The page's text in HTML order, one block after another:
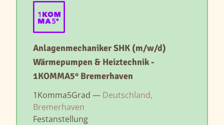
Anlagenmechaniker SHK (m/w/d)
Wärmepumpen & Heiztechnik -
1KOMMA5° Bremerhaven
1Komma5Grad — Deutschland,
Bremerhaven
Festanstellung